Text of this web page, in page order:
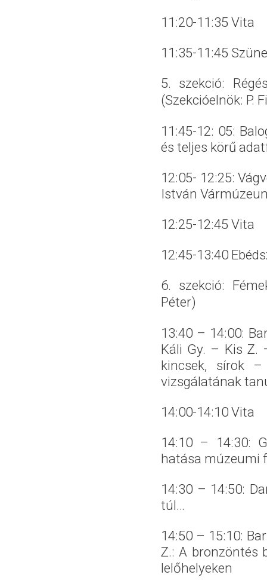
11:20-11:35 Vita
11:35-11:45
5. szekció:
(Szekcióelnök: P.
11:45-12: 05:
és teljes körű
12:05- 12:25:
István
12:25-12:45 Vita
12:45-13:40
6. szekció:
Péter)
13:40 – 14:00:
Káli Gy. – Kis Z.
kincsek, sírok
vizsgálatának
14:00-14:10 Vita
14:10 – 14:30:
hatása múzeumi
14:30 – 14:50:
túl…
14:50 – 15:10:
Z.: A bronzöntés
lelőhelyeken